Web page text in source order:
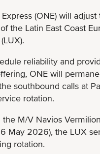
(ONE) will adjust
the Latin East Coast
reliability and
ONE will
southbound calls at
rotation.
M/V Navios
6 May 2026), the LUX
rotation.